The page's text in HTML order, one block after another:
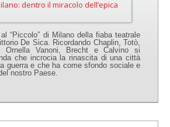
“Piccolo” di Milano della fiaba teatrale
De Sica. Ricordando Chaplin, Totò,
Ornella Vanoni, Brecht e Calvino si
che incrocia la rinascita di una città
guerra e che ha come sfondo sociale e
nostro Paese.